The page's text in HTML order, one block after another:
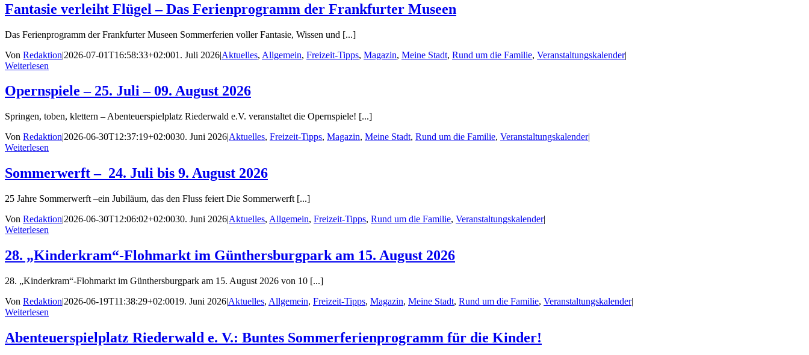
Fantasie verleiht Flügel – Das Ferienprogramm der Frankfurter Museen
Das Ferienprogramm der Frankfurter Museen Sommerferien voller Fantasie, Wissen und [...]
Von Redaktion|2026-07-01T16:58:33+02:001. Juli 2026|Aktuelles, Allgemein, Freizeit-Tipps, Magazin, Meine Stadt, Rund um die Familie, Veranstaltungskalender|
Weiterlesen
Opernspiele – 25. Juli – 09. August 2026
Springen, toben, klettern – Abenteuerspielplatz Riederwald e.V. veranstaltet die Opernspiele! [...]
Von Redaktion|2026-06-30T12:37:19+02:0030. Juni 2026|Aktuelles, Freizeit-Tipps, Magazin, Meine Stadt, Rund um die Familie, Veranstaltungskalender|
Weiterlesen
Sommerwerft – 24. Juli bis 9. August 2026
25 Jahre Sommerwerft –ein Jubiläum, das den Fluss feiert Die Sommerwerft [...]
Von Redaktion|2026-06-30T12:06:02+02:0030. Juni 2026|Aktuelles, Allgemein, Freizeit-Tipps, Rund um die Familie, Veranstaltungskalender|
Weiterlesen
28. „Kinderkram“-Flohmarkt im Günthersburgpark am 15. August 2026
28. „Kinderkram“-Flohmarkt im Günthersburgpark am 15. August 2026 von 10 [...]
Von Redaktion|2026-06-19T11:38:29+02:0019. Juni 2026|Aktuelles, Allgemein, Freizeit-Tipps, Magazin, Meine Stadt, Rund um die Familie, Veranstaltungskalender|
Weiterlesen
Abenteuerspielplatz Riederwald e. V.: Buntes Sommerferienprogramm für die Kinder!